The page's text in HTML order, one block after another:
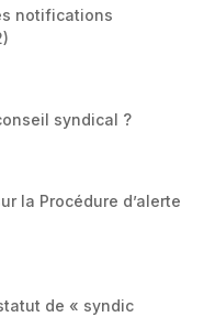
notifications
syndical ?
la Procédure d’alerte
de « syndic